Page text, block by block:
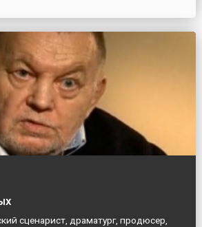
сценарист, драматург, продюсер,